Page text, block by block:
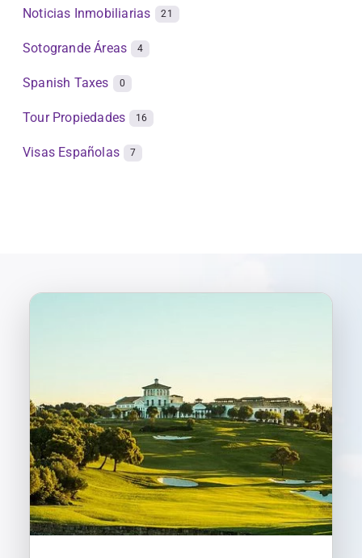
Noticias Inmobiliarias 21
Sotogrande Áreas 4
Spanish Taxes 0
Tour Propiedades 16
Visas Españolas 7